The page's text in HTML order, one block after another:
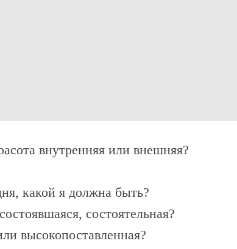
внутренняя или внешняя?
какой я должна быть?
состоятельная?
высокопоставленная?